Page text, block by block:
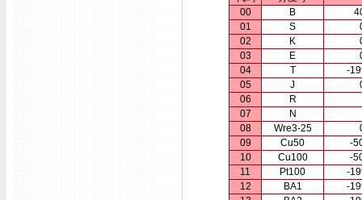
00
B
01
S
02
K
03
E
04
T
-
05
J
06
R
07
N
08
Wre3-25
09
Cu50
-
10
Cu100
-
11
Pt100
-
12
BA1
-